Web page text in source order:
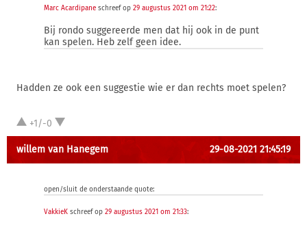
Marc Acardipane schreef op 29 augustus 2021 om 21:22:
Bij rondo suggereerde men dat hij ook in de punt
kan spelen. Heb zelf geen idee.
Hadden ze ook een suggestie wie er dan rechts moet spelen?
+1/-0
willem van Hanegem 29-08-2021 21:45:19
open/sluit de onderstaande quote:
VakkieK schreef op 29 augustus 2021 om 21:33: